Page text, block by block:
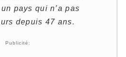
pays qui n’a pas
depuis 47 ans.
Publicité: